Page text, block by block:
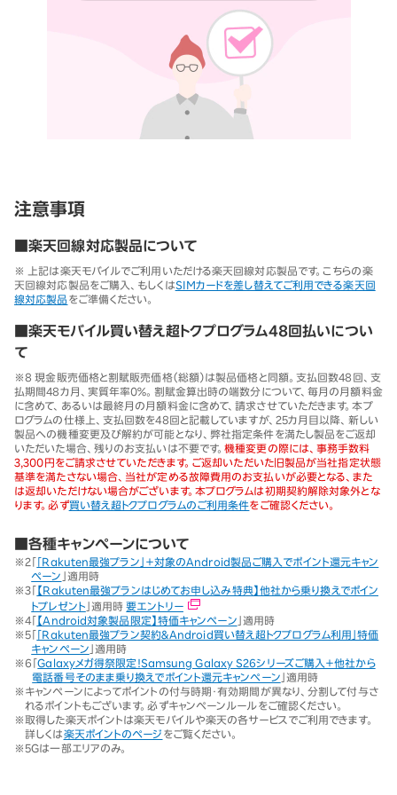
注意事項
■楽天回線対応製品について
※ 上記は楽天モバイルでご利用いただける楽天回線対応製品です。こちらの楽
天回線対応製品をご購入、もしくはSIMカードを差し替えてご利用できる楽天回
線対応製品 をご準備ください。
■楽天モバイル買い替え超トクプログラム48回払いについ
て
※8 現金販売価格と割賦販売価格（総額）は製品価格と同額。支払回数48回、支
払期間48カ月、実質年率0％。割賦金算出時の端数分について、毎月の月額料金
に含めて、あるいは最終月の月額料金に含めて、請求させていただきます。本プ
ログラムの仕様上、支払回数を48回と記載していますが、25カ月目以降、新しい
製品への機種変更及び解約が可能となり、弊社指定条件を満たし製品をご返却
いただいた場合、残りのお支払いは不要です。機種変更の際には、事務手数料
3,300円をご請求させていただきます。ご返却いただいた旧製品が当社指定状態
基準を満たさない場合、当社が定める故障費用のお支払いが必要となる、また
は返却いただけない場合がございます。本プログラムは初期契約解除対象外とな
ります。必ず買い替え超トクプログラムのご利用条件をご確認ください。
■各種キャンペーンについて
※2 「 「Rakuten最強プラン」＋対象のAndroid製品ご購入でポイント還元キャン
ペーン
」適用時
※3 「 【Rakuten最強プランはじめてお申し込み特典】他社から乗り換えでポイン
トプレゼント 」適用時 要エントリー
※4「 【Android対象製品限定】特価キャンペーン 」適用時
※5 「 「Rakuten最強プラン契約＆Android買い替え超トクプログラム利用」特価
キャンペーン 」適用時
※6 「Galaxyメガ得祭限定！Samsung Galaxy S26シリーズご購入＋他社から
電話番号そのまま乗り換えでポイント還元キャンペーン 」適用時
※ キャンペーンによってポイントの付与時期・有効期間が異なり、分割して付与さ
れるポイントもございます。必ずキャンペーンルールをご確認ください。
※取得した楽天ポイントは楽天モバイルや楽天の各サービスでご利用できます。
詳しくは楽天ポイントのページ をご覧ください。
※ 5Gは一部エリアのみ。